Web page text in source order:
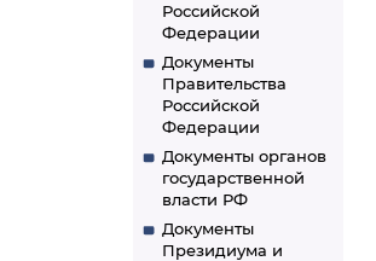
Российской
Федерации
Документы
Правительства
Российской
Федерации
Документы органов
государственной
власти РФ
Документы
Президиума и